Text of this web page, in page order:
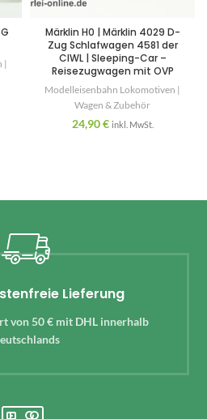
|
Märklin H0 | Märklin 4029 D-
Zug Schlafwagen 4581 der
CIWL | Sleeping-Car –
Reisezugwagen mit OVP
Modelleisenbahn Lokomotiven |
Wagen & Zubehör
24,90€ inkl. MwSt.
Lieferung
von 50 € mit DHL innerhalb